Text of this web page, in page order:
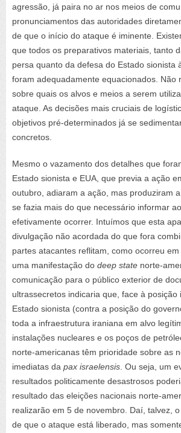
agressão, já paira no ar nos meios de
pronunciamentos das autoridades
de que o início do ataque é iminente.
que todos os preparativos materiais, tanto
persa quanto da defesa do Estado sionista
foram adequadamente equacionados. Não
sobre quais os alvos e meios a serem
ataque. As decisões mais cruciais de
objetivos pré-determinados já se
concretos.
Mesmo o vazamento dos detalhes que
Estado sionista e EUA, que previa a ação
outubro, adiaram a ação, mas produziram
se fazia mais do que necessário informar
efetivamente ocorrer. Intuímos que esta
divulgação não acordada do que fora
partes atacantes reflitam, como ocorreu em
uma manifestação do deep state norte-
comunicação para o público exterior de
ultrassecretos indicaria que, face à posição
Estado sionista (contra a posição do
toda a infraestrutura iraniana em alvo
instalações nucleares e os poços de
norte-americanas têm prioridade sobre as
imediatas da pax israelensis . Ou seja, um
resultados politicamente desastrosos
resultado das eleições nacionais norte-
realizarão em 5 de novembro. Daí, talvez,
de que o ataque está liberado, mas